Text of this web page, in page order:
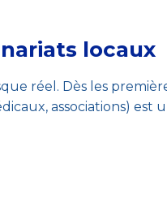
locaux
réel. Dès les
associations)